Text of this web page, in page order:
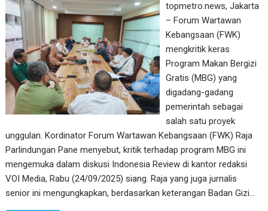
topmetro.news, Jakarta
– Forum Wartawan
Kebangsaan (FWK)
mengkritik keras
Program Makan Bergizi
Gratis (MBG) yang
digadang-gadang
pemerintah sebagai
salah satu proyek
unggulan. Kordinator Forum Wartawan Kebangsaan (FWK) Raja
Parlindungan Pane menyebut, kritik terhadap program MBG ini
mengemuka dalam diskusi Indonesia Review di kantor redaksi
VOI Media, Rabu (24/09/2025) siang. Raja yang juga jurnalis
senior ini mengungkapkan, berdasarkan keterangan Badan Gizi…